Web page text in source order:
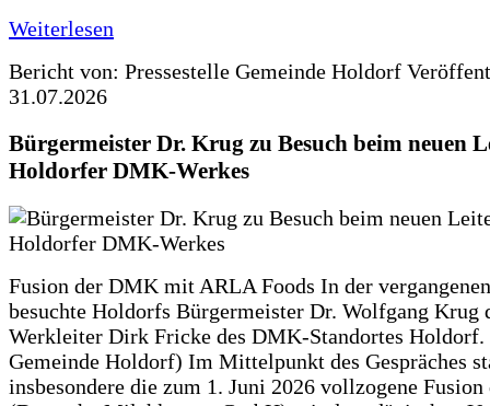
Weiterlesen
Bericht von: Pressestelle Gemeinde Holdorf
31.07.2026
Bürgermeister Dr. Krug zu Besuch beim neuen
Holdorfer DMK-Werkes
Fusion der DMK mit ARLA Foods In der
besuchte Holdorfs Bürgermeister Dr. Wolfgang Krug
Werkleiter Dirk Fricke des DMK-Standortes Holdorf.
Gemeinde Holdorf) Im Mittelpunkt des Gespräches
insbesondere die zum 1. Juni 2026 vollzogene